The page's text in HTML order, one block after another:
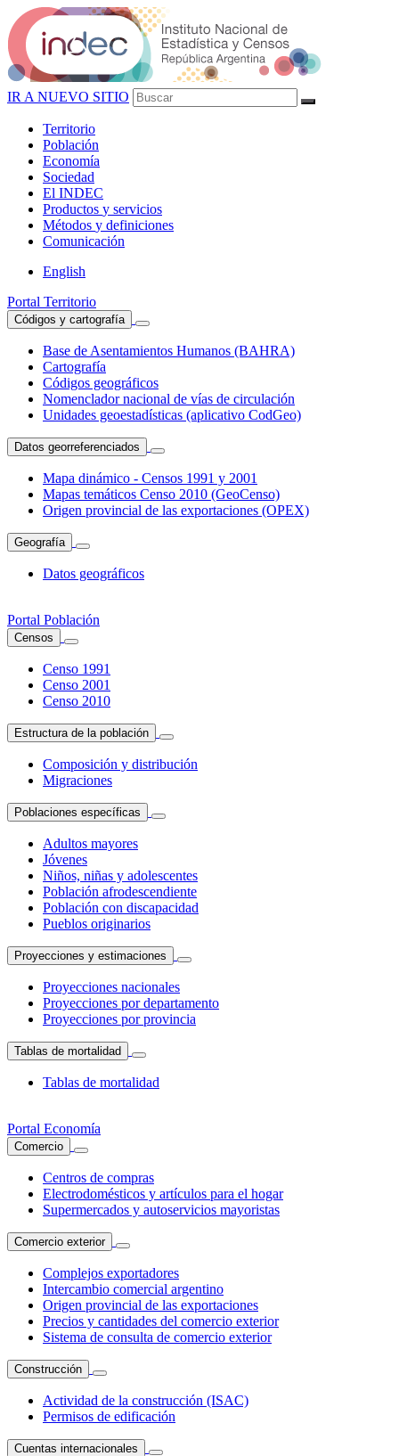
IR A NUEVO SITIO
Territorio
Población
Economía
Sociedad
El INDEC
Productos y servicios
Métodos y definiciones
Comunicación
English
Portal Territorio
Códigos y cartografía
Base de Asentamientos Humanos (BAHRA)
Cartografía
Códigos geográficos
Nomenclador nacional de vías de circulación
Unidades geoestadísticas (aplicativo CodGeo)
Datos georreferenciados
Mapa dinámico - Censos 1991 y 2001
Mapas temáticos Censo 2010 (GeoCenso)
Origen provincial de las exportaciones (OPEX)
Geografía
Datos geográficos
Portal Población
Censos
Censo 1991
Censo 2001
Censo 2010
Estructura de la población
Composición y distribución
Migraciones
Poblaciones específicas
Adultos mayores
Jóvenes
Niños, niñas y adolescentes
Población afrodescendiente
Población con discapacidad
Pueblos originarios
Proyecciones y estimaciones
Proyecciones nacionales
Proyecciones por departamento
Proyecciones por provincia
Tablas de mortalidad
Tablas de mortalidad
Portal Economía
Comercio
Centros de compras
Electrodomésticos y artículos para el hogar
Supermercados y autoservicios mayoristas
Comercio exterior
Complejos exportadores
Intercambio comercial argentino
Origen provincial de las exportaciones
Precios y cantidades del comercio exterior
Sistema de consulta de comercio exterior
Construcción
Actividad de la construcción (ISAC)
Permisos de edificación
Cuentas internacionales